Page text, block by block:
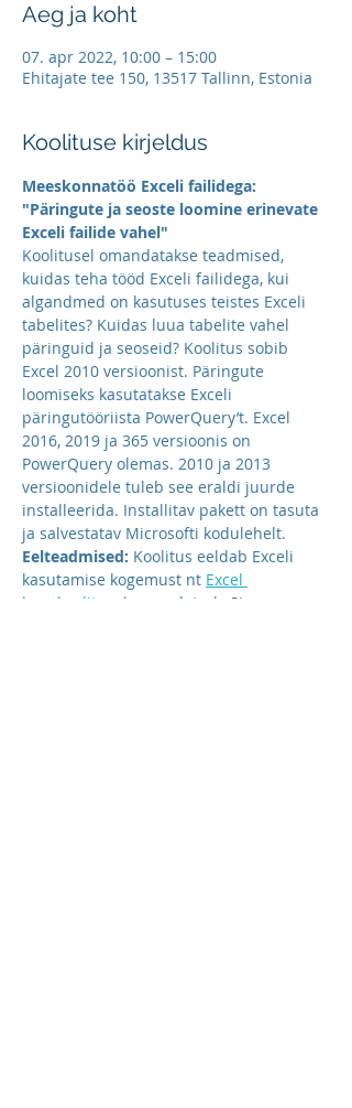
Aeg ja koht
07. apr 2022, 10:00 – 15:00
Ehitajate tee 150, 13517 Tallinn, Estonia
Koolituse kirjeldus
Meeskonnatöö Exceli failidega:
"Päringute ja seoste loomine erinevate
Exceli failide vahel"
Koolitusel omandatakse teadmised,
kuidas teha tööd Exceli failidega, kui
algandmed on kasutuses teistes Exceli
tabelites? Kuidas luua tabelite vahel
päringuid ja seoseid? Koolitus sobib
Excel 2010 versioonist. Päringute
loomiseks kasutatakse Exceli
päringutööriista PowerQuery’t. Excel
2016, 2019 ja 365 versioonis on
PowerQuery olemas. 2010 ja 2013
versioonidele tuleb see eraldi juurde
installeerida. Installitav pakett on tasuta
ja salvestatav Microsofti kodulehelt.
Eelteadmised: Koolitus eeldab Exceli
kasutamise kogemust nt Excel
baaskoolitusel omandatud või